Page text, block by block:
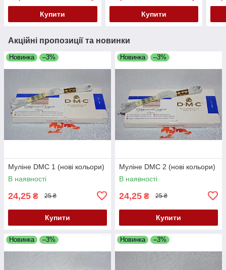
Купити Купити
Акційні пропозиції та новинки
Новинка –3%
Муліне DMC 1 (нові кольори)
В наявності
24,25 ₴ 25 ₴
Купити
Новинка –3%
Муліне DMC 2 (нові кольори)
В наявності
24,25 ₴ 25 ₴
Купити
Новинка –3% Новинка –3%